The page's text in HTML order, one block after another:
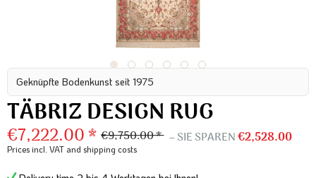
Geknüpfte Bodenkunst seit 1975
TÄBRIZ DESIGN RUG
€7,222.00 * €9,750.00 * – SIE SPAREN€2,528.00
Prices incl. VAT and shipping costs